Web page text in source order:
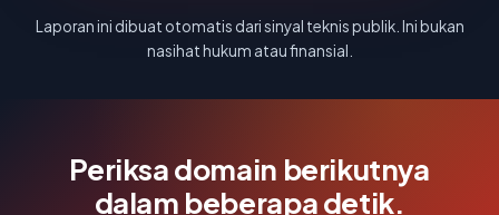
Laporan ini dibuat otomatis dari sinyal teknis publik. Ini bukan
nasihat hukum atau finansial.
Periksa domain berikutnya
dalam beberapa detik.